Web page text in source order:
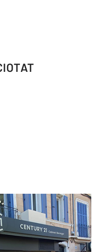
Berenger
France
- 13600